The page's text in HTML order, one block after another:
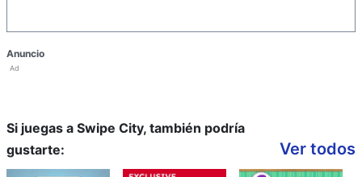
Anuncio
Ad
Si juegas a Swipe City, también podría
gustarte:
Ver todos